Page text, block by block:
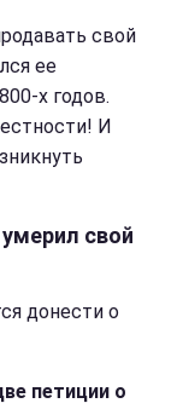
свой
ее
х годов.
И
свой
донести о
петиции о